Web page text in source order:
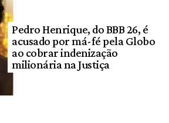
Pedro Henrique, do BBB 26, é
acusado por má-fé pela Globo
ao cobrar indenização
milionária na Justiça